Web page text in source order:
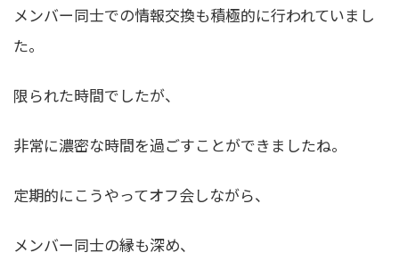
メンバー同士での情報交換も積極的に行われていまし
た。
限られた時間でしたが、
非常に濃密な時間を過ごすことができましたね。
定期的にこうやってオフ会しながら、
メンバー同士の縁も深め、